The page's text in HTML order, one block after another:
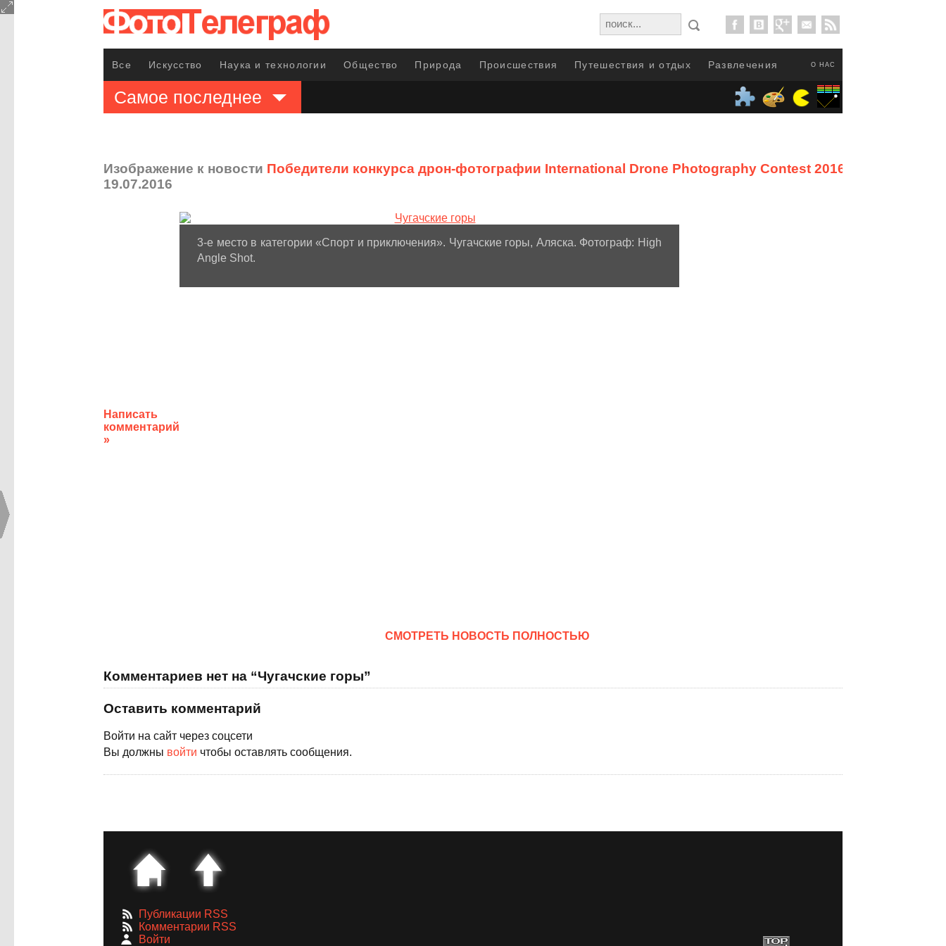
О НАС
Все Искусство Наука и технологии Общество Природа Происшествия Путешествия и отдых Развлечения
Самое последнее
Изображение к новости Победители конкурса дрон-фотографии International Drone Photography Contest 2016
19.07.2016
Написать
комментарий
»
3-е место в категории «Спорт и приключения». Чугачские горы, Аляска. Фотограф: High
Angle Shot.
CМОТРЕТЬ НОВОСТЬ ПОЛНОСТЬЮ
Комментариев нет на “Чугачские горы”
Оставить комментарий
Войти на сайт через соцсети
Вы должны войти чтобы оставлять сообщения.
Публикации RSS
Комментарии RSS
Войти